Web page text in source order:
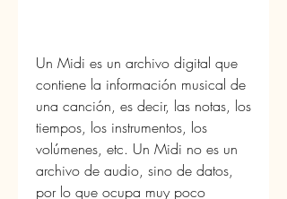
Un Midi es un archivo digital que
contiene la información musical de
una canción, es decir, las notas, los
tiempos, los instrumentos, los
volúmenes, etc. Un Midi no es un
archivo de audio, sino de datos,
por lo que ocupa muy poco